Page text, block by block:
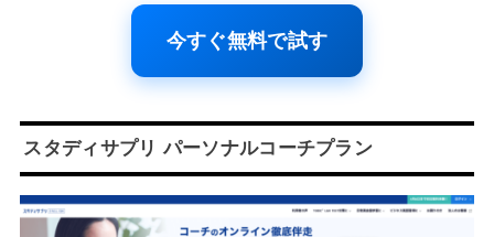
今すぐ無料で試す
スタディサプリ パーソナルコーチプラン